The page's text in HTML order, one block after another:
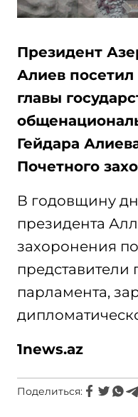
Президент
Алиев
главы
Гейдара
Почетного
В годовщину
президента
захоронения
представители
парламента,
1news.az
Поделиться: